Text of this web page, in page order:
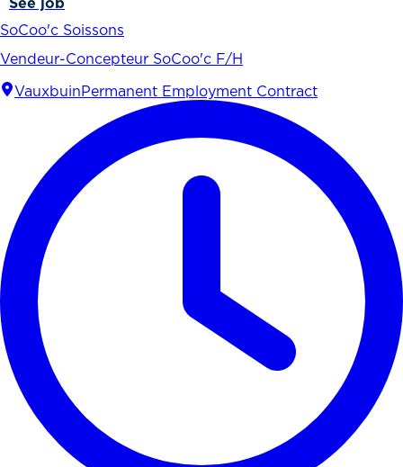
See job
SoCoo'c Soissons
Vendeur-Concepteur SoCoo'c F/H
Vauxbuin Permanent Employment Contract